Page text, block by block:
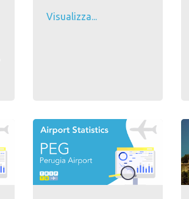
Visualizza...